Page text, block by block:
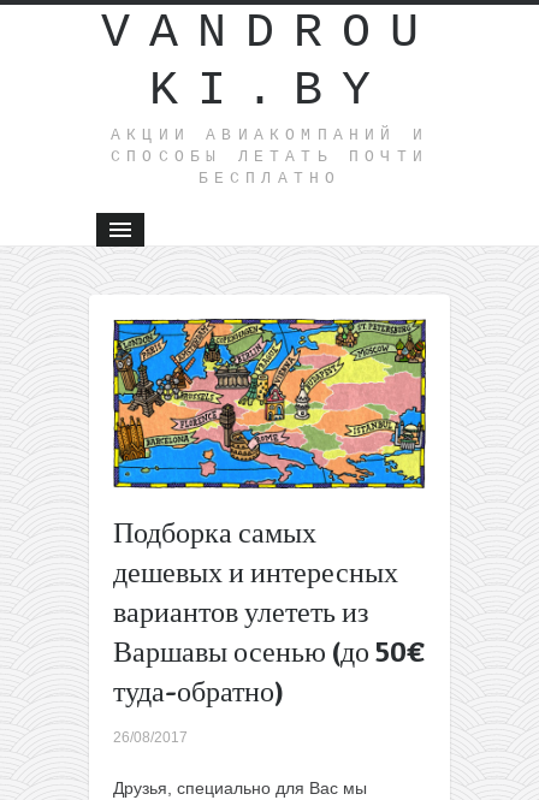
VANDROU
KI.BY
АКЦИИ АВИАКОМПАНИЙ И
СПОСОБЫ ЛЕТАТЬ ПОЧТИ
БЕСПЛАТНО
Подборка самых
дешевых и интересных
вариантов улететь из
Варшавы осенью (до 50€
туда-обратно)
26/08/2017
Друзья, специально для Вас мы
Летим
Испанию!
Полеты
Варшавы
Аликанте,
Майорку
от 39€
туда-
обратно
продолжается:
перелетами